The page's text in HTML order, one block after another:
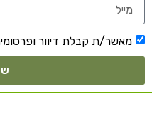
מאשר/ת קבלת דיוור